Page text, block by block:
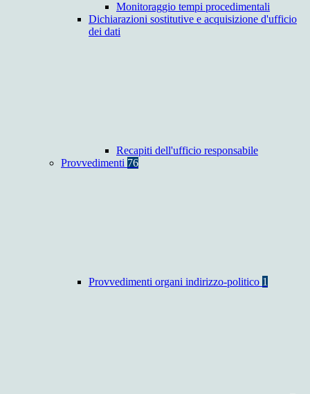
Monitoraggio tempi procedimentali
Dichiarazioni sostitutive e acquisizione d'ufficio
dei dati
Recapiti dell'ufficio responsabile
Provvedimenti 76
Provvedimenti organi indirizzo-politico 1